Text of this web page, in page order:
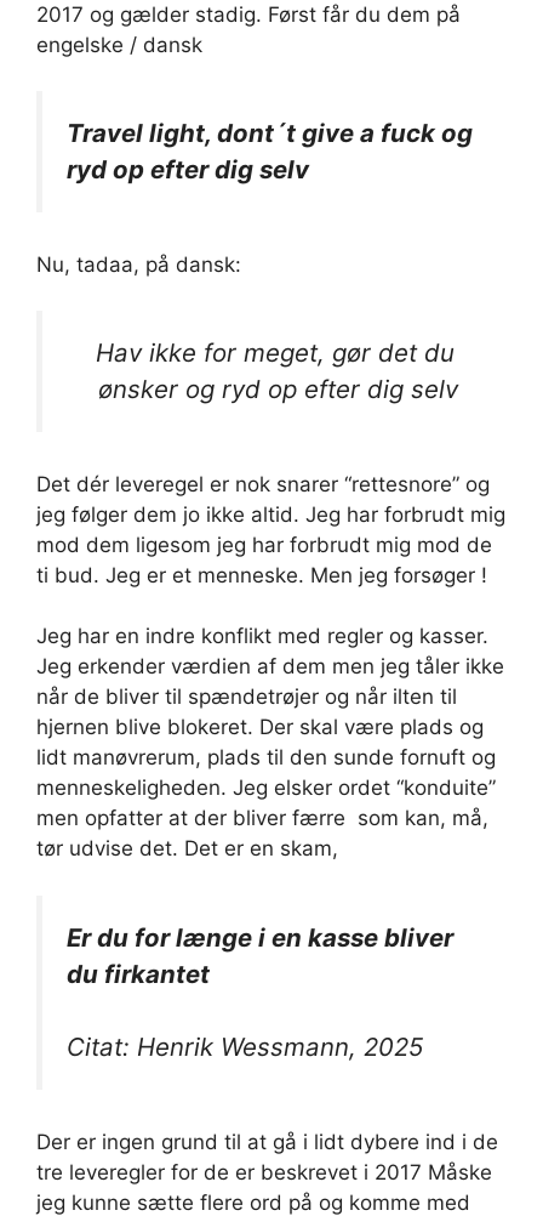
2017 og gælder stadig. Først får du dem på
engelske / dansk
Travel light, dont´t give a fuck og
ryd op efter dig selv
Nu, tadaa, på dansk:
Hav ikke for meget, gør det du
ønsker og ryd op efter dig selv
Det dér leveregel er nok snarer “rettesnore” og
jeg følger dem jo ikke altid. Jeg har forbrudt mig
mod dem ligesom jeg har forbrudt mig mod de
ti bud. Jeg er et menneske. Men jeg forsøger !
Jeg har en indre konflikt med regler og kasser.
Jeg erkender værdien af dem men jeg tåler ikke
når de bliver til spændetrøjer og når ilten til
hjernen blive blokeret. Der skal være plads og
lidt manøvrerum, plads til den sunde fornuft og
menneskeligheden. Jeg elsker ordet “konduite”
men opfatter at der bliver færre som kan, må,
tør udvise det. Det er en skam,
Er du for længe i en kasse bliver
du firkantet
Citat: Henrik Wessmann, 2025
Der er ingen grund til at gå i lidt dybere ind i de
tre leveregler for de er beskrevet i 2017 Måske
jeg kunne sætte flere ord på og komme med